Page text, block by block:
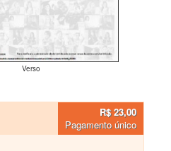
Verso
R$ 23,00
Pagamento único